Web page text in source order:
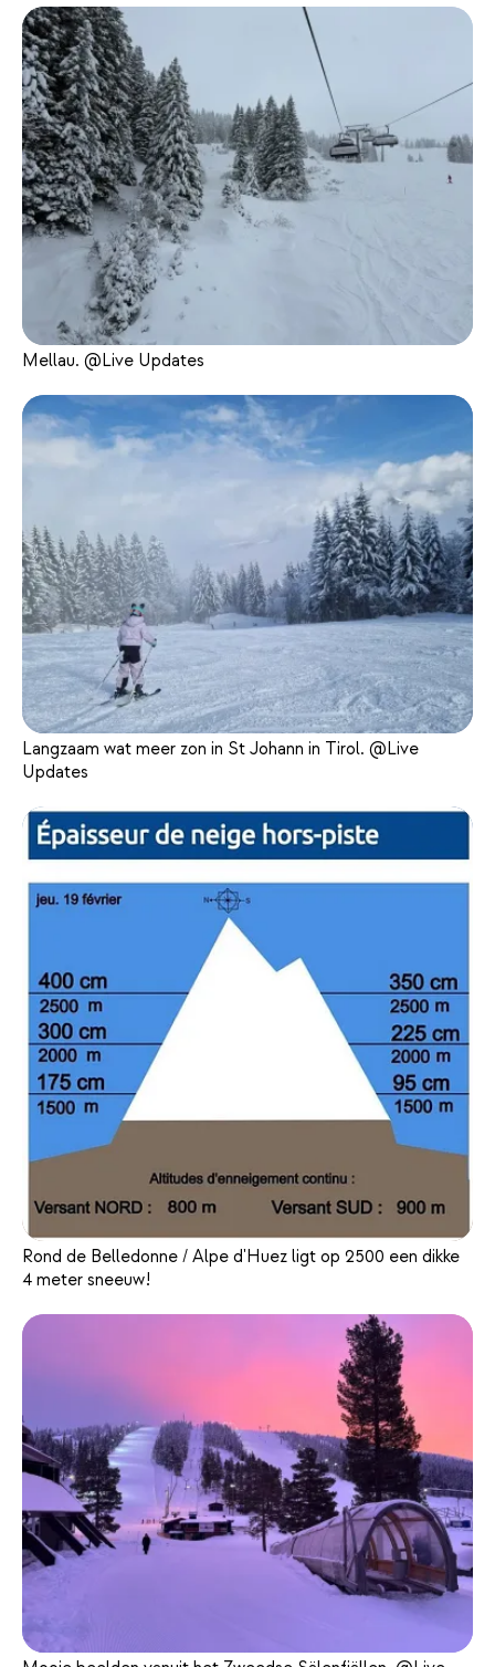
Mellau. @Live Updates
Langzaam wat meer zon in St Johann in Tirol. @Live
Updates
Rond de Belledonne / Alpe d'Huez ligt op 2500 een dikke
4 meter sneeuw!